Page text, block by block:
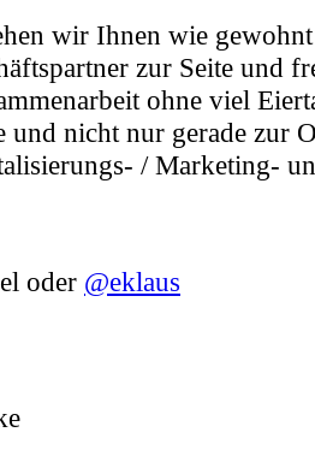
wir Ihnen wie
zur Seite und
ohne viel
und nicht nur gerade zur
/ Marketing-
oder @eklaus